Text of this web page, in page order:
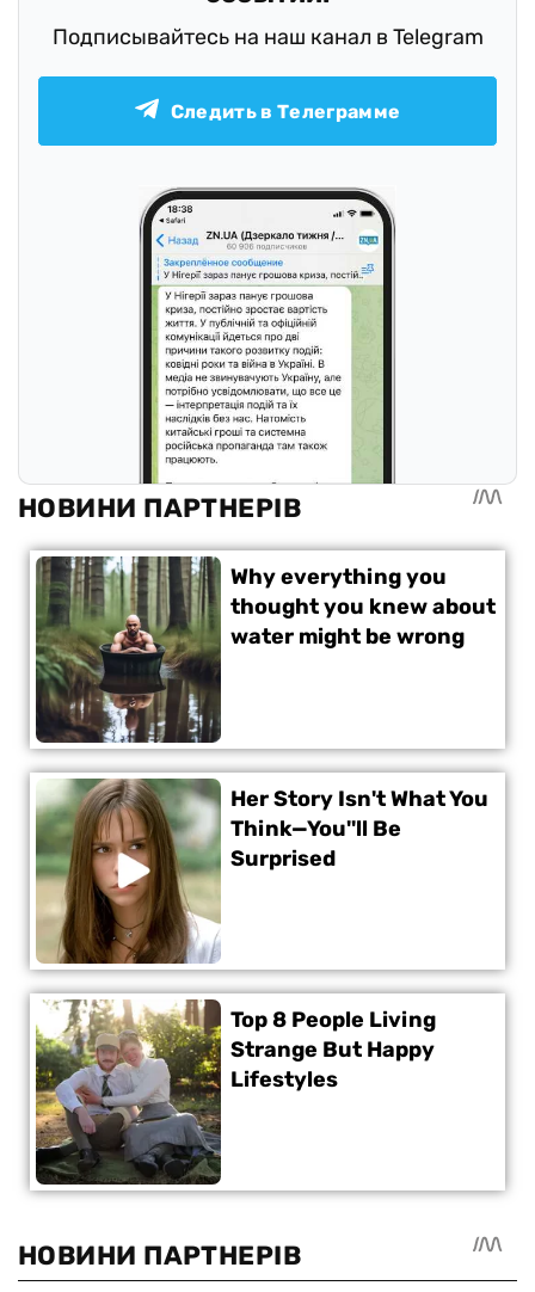
Подписывайтесь на наш канал в Telegram
Следить в Телеграмме